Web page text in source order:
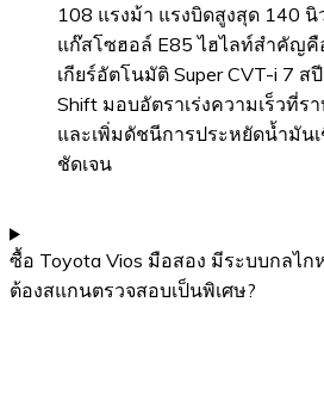
108 แรงม้า แรงบิดสูงสุด 140
แก๊สโซฮอล์ E85 ไฮไลท์สำคัญคื
เกียร์อัตโนมัติ Super CVT-i 7 ส
Shift มอบอัตราเร่งความเร็วที่ร
และเพิ่มดัชนีการประหยัดน้ำมัน
ชัดเจน
ซื้อ Toyota Vios มือสอง มีระบบกลไก
ต้องสแกนตรวจสอบเป็นพิเศษ?